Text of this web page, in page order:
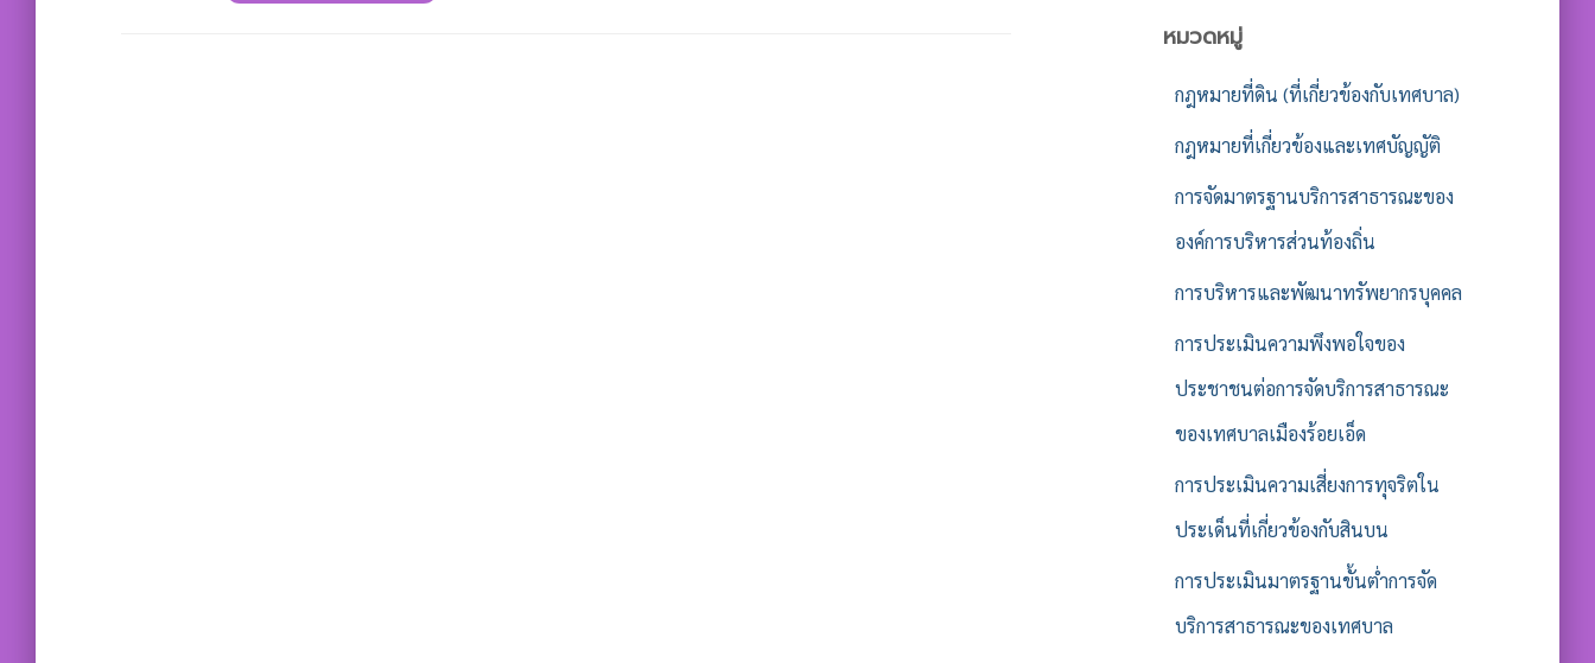
หมวดหมู่
กฎหมายที่ดิน (ที่เกี่ยวข้องกับเทศบาล)
กฎหมายที่เกี่ยวข้องและเทศบัญญัติ
การจัดมาตรฐานบริการสาธารณะของ
องค์การบริหารส่วนท้องถิ่น
การบริหารและพัฒนาทรัพยากรบุคคล
การประเมินความพึงพอใจของ
ประชาชนต่อการจัดบริการสาธารณะ
ของเทศบาลเมืองร้อยเอ็ด
การประเมินความเสี่ยงการทุจริตใน
ประเด็นที่เกี่ยวข้องกับสินบน
การประเมินมาตรฐานขั้นต่ำการจัด
บริการสาธารณะของเทศบาล